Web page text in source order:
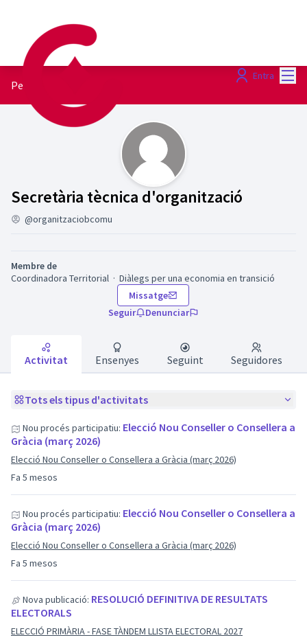
Entra
Perfil
Secretària tècnica d'organització
Activitat (Secretària tècnica
@organitzaciobcomu
Membre de
Coordinadora Territorial · Diàlegs per una economia en transició
Missatge
Seguir
Denunciar
Activitat Ensenyes Seguint Seguidores
Tots els tipus d'activitats
Fa 5 mesos
Nou procés participatiu: Elecció Nou Conseller o Consellera a
Gràcia (març 2026)
Elecció Nou Conseller o Consellera a Gràcia (març 2026)
Fa 5 mesos
Nou procés participatiu: Elecció Nou Conseller o Consellera a
Gràcia (març 2026)
Elecció Nou Conseller o Consellera a Gràcia (març 2026)
Nova publicació: RESOLUCIÓ DEFINITIVA DE RESULTATS
ELECTORALS
ELECCIÓ PRIMÀRIA - FASE TÀNDEM LLISTA ELECTORAL 2027